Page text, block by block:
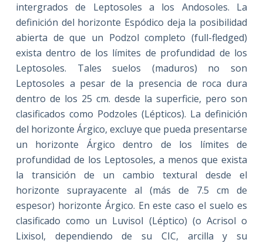
intergrados de Leptosoles a los Andosoles. La
definición del horizonte Espódico deja la posibilidad
abierta de que un Podzol completo (full-fledged)
exista dentro de los límites de profundidad de los
Leptosoles. Tales suelos (maduros) no son
Leptosoles a pesar de la presencia de roca dura
dentro de los 25 cm. desde la superficie, pero son
clasificados como Podzoles (Lépticos). La definición
del horizonte Árgico, excluye que pueda presentarse
un horizonte Árgico dentro de los límites de
profundidad de los Leptosoles, a menos que exista
la transición de un cambio textural desde el
horizonte suprayacente al (más de 7.5 cm de
espesor) horizonte Árgico. En este caso el suelo es
clasificado como un Luvisol (Léptico) (o Acrisol o
Lixisol, dependiendo de su CIC, arcilla y su